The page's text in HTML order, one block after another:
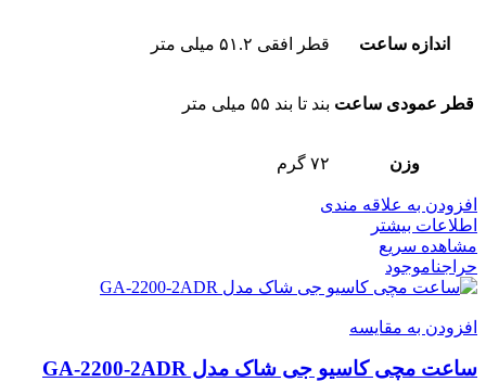
اندازه ساعت قطر افقی ۵۱.۲ میلی متر
قطر عمودی ساعت بند تا بند ۵۵ میلی متر
وزن ۷۲ گرم
افزودن به علاقه مندی
اطلاعات بیشتر
مشاهده سریع
حراجناموجود
افزودن به مقایسه
ساعت مچی کاسیو جی شاک مدل GA-2200-2ADR